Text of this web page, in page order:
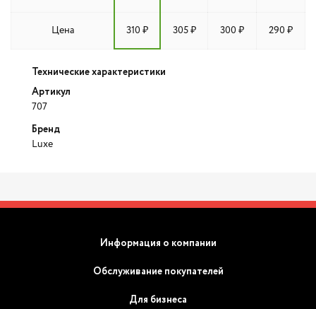
Цена 310 ₽ 305 ₽ 300 ₽ 290 ₽
Технические характеристики
Артикул
707
Бренд
Luxe
Информация о компании
Обслуживание покупателей
Для бизнеса